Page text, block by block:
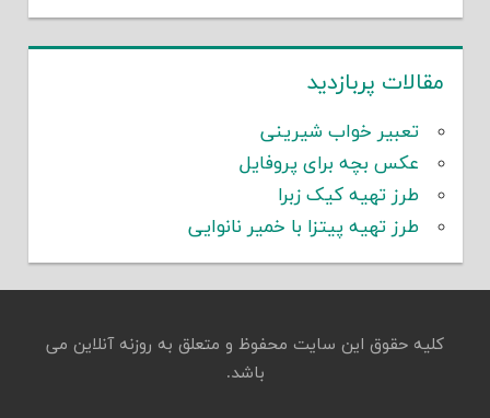
مقالات پربازدید
تعبیر خواب شیرینی
عکس بچه برای پروفایل
طرز تهیه کیک زبرا
طرز تهیه پیتزا با خمیر نانوایی
کلیه حقوق این سایت محفوظ و متعلق به روزنه آنلاین می
باشد.